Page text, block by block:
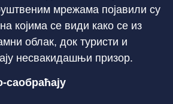
мрежама појавили су
којима се види како се из
облак, док туристи и
несвакидашњи призор.